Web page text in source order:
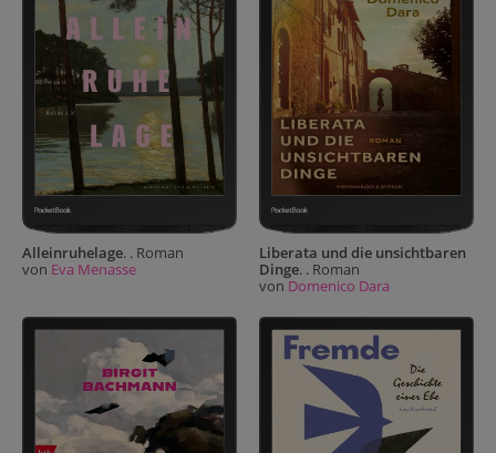
Alleinruhelage. . Roman
von Eva Menasse
Liberata und die unsichtbaren
Dinge. . Roman
von Domenico Dara